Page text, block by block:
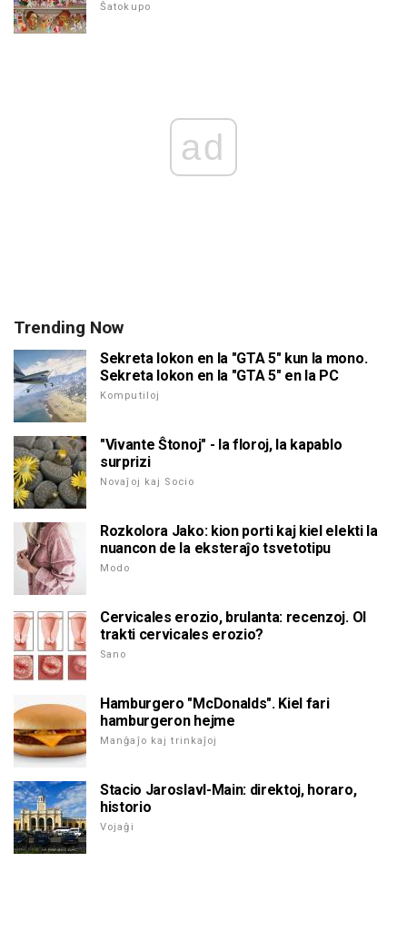
Ŝatokupo
ad
Trending Now
Sekreta lokon en la "GTA 5" kun la mono.
Sekreta lokon en la "GTA 5" en la PC
Komputiloj
"Vivante Ŝtonoj" - la floroj, la kapablo
surprizi
Novaĵoj kaj Socio
Rozkolora Jako: kion porti kaj kiel elekti la
nuancon de la eksteraĵo tsvetotipu
Modo
Cervicales erozio, brulanta: recenzoj. Ol
trakti cervicales erozio?
Sano
Hamburgero "McDonalds". Kiel fari
hamburgeron hejme
Manĝaĵo kaj trinkaĵoj
Stacio Jaroslavl-Main: direktoj, horaro,
historio
Vojaĝi